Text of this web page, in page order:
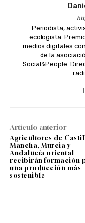
Periodista,
ecologista.
medios digitales
de la
Social&People.
Artículo anterior
Agricultores de
Mancha, Murcia y
Andalucía oriental
recibirán formación
una producción más
sostenible